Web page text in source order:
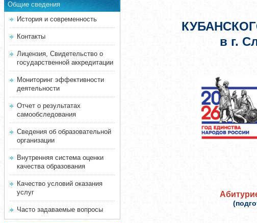
Общие сведения
История и современность
Контакты
Лицензия, Свидетельство о
государственной аккредитации
Мониторинг эффективности
деятельности
Отчет о результатах
самообследования
Сведения об образовательной
организации
Внутренняя система оценки
качества образования
Качество условий оказания
услуг
Часто задаваемые вопросы
в г.